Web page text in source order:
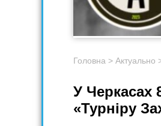
Головна > Актуально
У Черкасах
«Турніру